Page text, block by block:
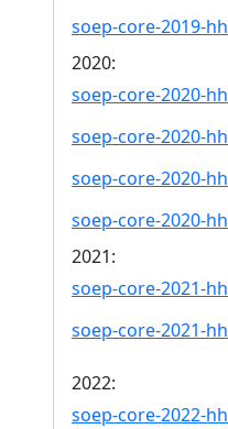
soep-core-2019-
2020:
soep-core-2020-
soep-core-2020-
soep-core-2020-
soep-core-2020-
2021:
soep-core-2021-
soep-core-2021-
2022:
soep-core-2022-